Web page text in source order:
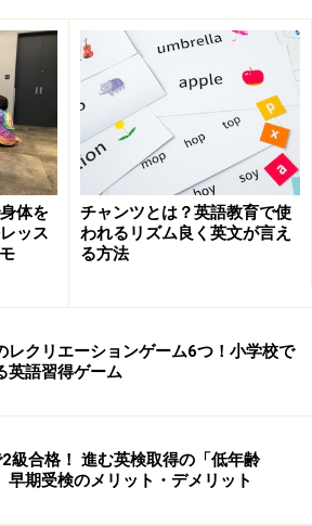
体を
ッス
チャンツとは？英語教育で使
われるリズム良く英文が言え
る方法
レクリエーションゲーム6つ！小学校で
英語習得ゲーム
級合格！ 進む英検取得の「低年齢
早期受検のメリット・デメリット